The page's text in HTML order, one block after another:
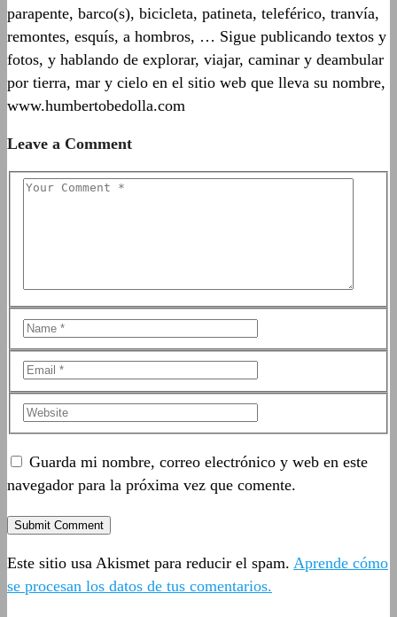
parapente, barco(s), bicicleta, patineta, teleférico, tranvía,
remontes, esquís, a hombros, … Sigue publicando textos y
fotos, y hablando de explorar, viajar, caminar y deambular
por tierra, mar y cielo en el sitio web que lleva su nombre,
www.humbertobedolla.com
Leave a Comment
Guarda mi nombre, correo electrónico y web en este
navegador para la próxima vez que comente.
Este sitio usa Akismet para reducir el spam. Aprende cómo
se procesan los datos de tus comentarios.